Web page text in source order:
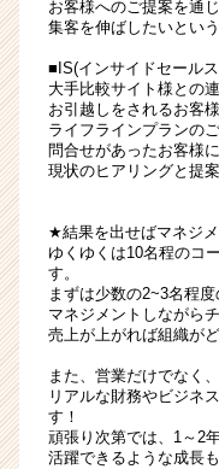
お客様へのご提案を通
集客を伸ばしたいとい
■IS(インサイドセール
大手比較サイト様との
お引越しをされるお客
ライフラインプランの
問合せがあったお客様
現状のヒアリングと提
★結果を出せばマネジメ
ゆくゆくは10名程のコ
す。
まずは少数の2~3名程
マネジメントしながら
売上が上がれば組織が
また、営業だけでなく
リアルな財務やビジネ
す！
頑張り次第では、1～2
活躍できるような成長